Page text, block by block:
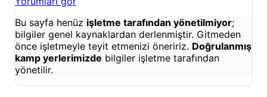
Bu sayfa henüz işletme tarafından yönetilmiyor;
bilgiler genel kaynaklardan derlenmiştir. Gitmeden
önce işletmeyle teyit etmenizi öneririz. Doğrulanmış
kamp yerlerimizde bilgiler işletme tarafından
yönetilir.